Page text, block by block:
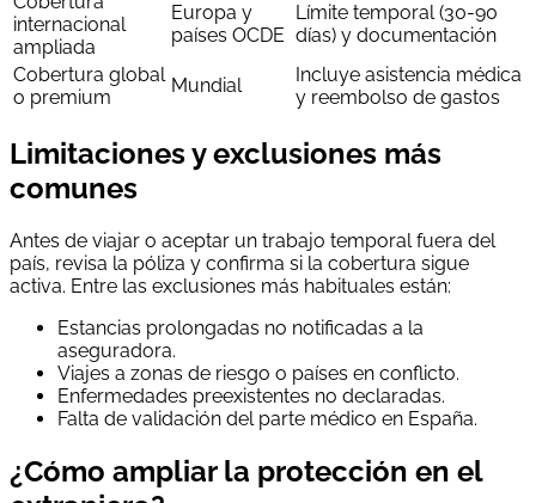
internacional
ampliada
Europa y
países OCDE
Límite temporal (30-90
días) y documentación
Cobertura global
o premium
Mundial
Incluye asistencia médica
y reembolso de gastos
Limitaciones y exclusiones más
comunes
Antes de viajar o aceptar un trabajo temporal fuera del
país, revisa la póliza y confirma si la cobertura sigue
activa. Entre las exclusiones más habituales están:
Estancias prolongadas no notificadas a la
aseguradora.
Viajes a zonas de riesgo o países en conflicto.
Enfermedades preexistentes no declaradas.
Falta de validación del parte médico en España.
¿Cómo ampliar la protección en el